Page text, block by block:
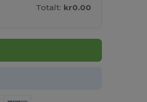
Totalt: kr0.00